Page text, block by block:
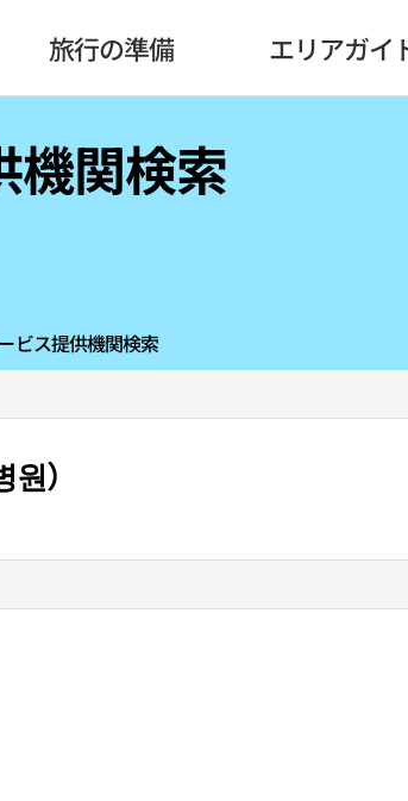
旅行の準備 エリアガイ
機関検索
ビス提供機関検索
）